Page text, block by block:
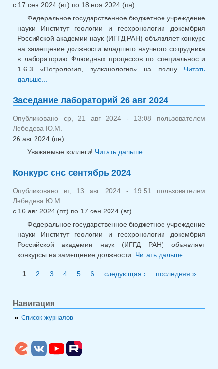
с 17 сен 2024 (вт) по 18 ноя 2024 (пн)
Федеральное государственное бюджетное учреждение
науки Институт геологии и геохронологии докембрия
Российской академии наук (ИГГД РАН) объявляет конкурс
на замещение должности младшего научного сотрудника
в лабораторию Флюидных процессов по специальности
1.6.3 «Петрология, вулканология» на полну Читать
дальше...
Заседание лабораторий 26 авг 2024
Опубликовано ср, 21 авг 2024 - 13:08 пользователем
Лебедева Ю.М.
26 авг 2024 (пн)
Уважаемые коллеги! Читать дальше...
Конкурс снс сентябрь 2024
Опубликовано вт, 13 авг 2024 - 19:51 пользователем
Лебедева Ю.М.
с 16 авг 2024 (пт) по 17 сен 2024 (вт)
Федеральное государственное бюджетное учреждение
науки Институт геологии и геохронологии докембрия
Российской академии наук (ИГГД РАН) объявляет
конкурсы на замещение должности: Читать дальше...
сентябрь
Страницы
1 2 3 4 5 6 следующая › последняя »
Навигация
Список журналов